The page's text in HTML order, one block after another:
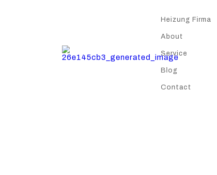
Heizung Firma
About
Service
Blog
Contact